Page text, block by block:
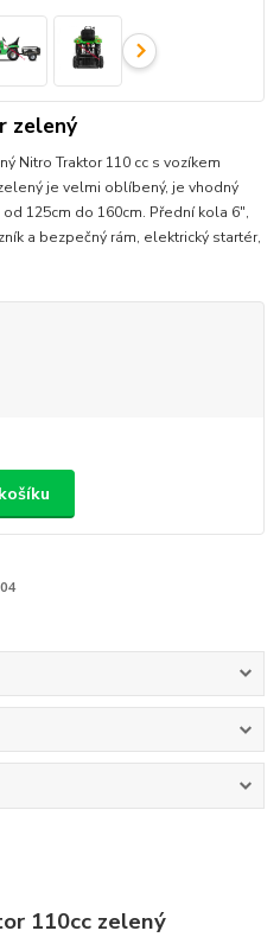
zelený
Nitro Traktor 110 cc s vozíkem
je velmi oblíbený, je vhodný
125cm do 160cm. Přední kola 6",
a bezpečný rám, elektrický startér,
110cc zelený